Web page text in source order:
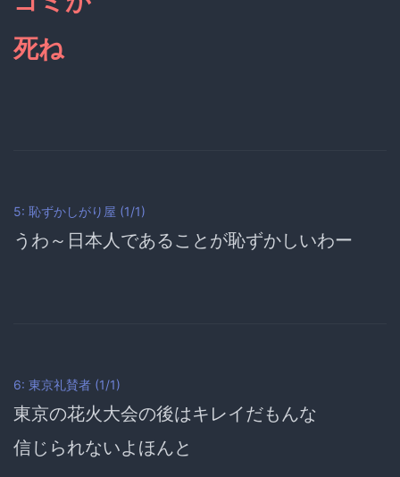
死ね
5: 恥ずかしがり屋 (1/1)
うわ～日本人であることが恥ずかしいわー
6: 東京礼賛者 (1/1)
東京の花火大会の後はキレイだもんな
信じられないよほんと